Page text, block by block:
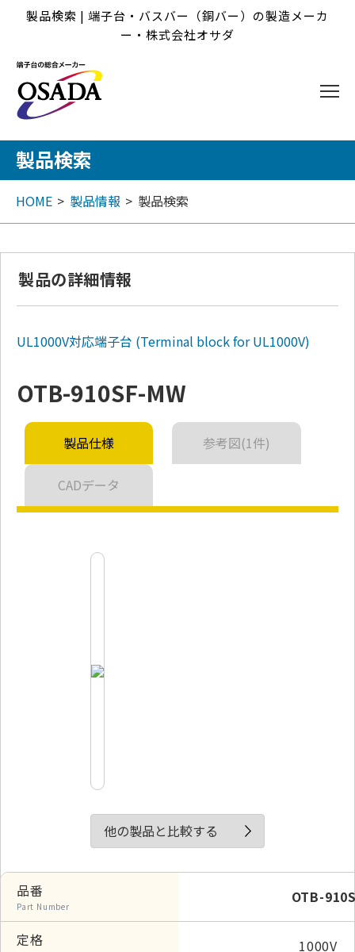
製品検索 | 端子台・バスバー（銅バー）の製造メーカ
ー・株式会社オサダ
製品検索
HOME 製品情報 製品検索
製品の詳細情報
UL1000V対応端子台 (Terminal block for UL1000V)
OTB-910SF-MW
製品仕様 参考図(1件)
CADデータ
他の製品と比較する
品番
Part Number
OTB-
定格 1000V